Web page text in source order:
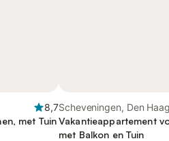
8,7
met Tuin
Scheveningen, Den
Vakantieappartement
met Balkon en Tuin